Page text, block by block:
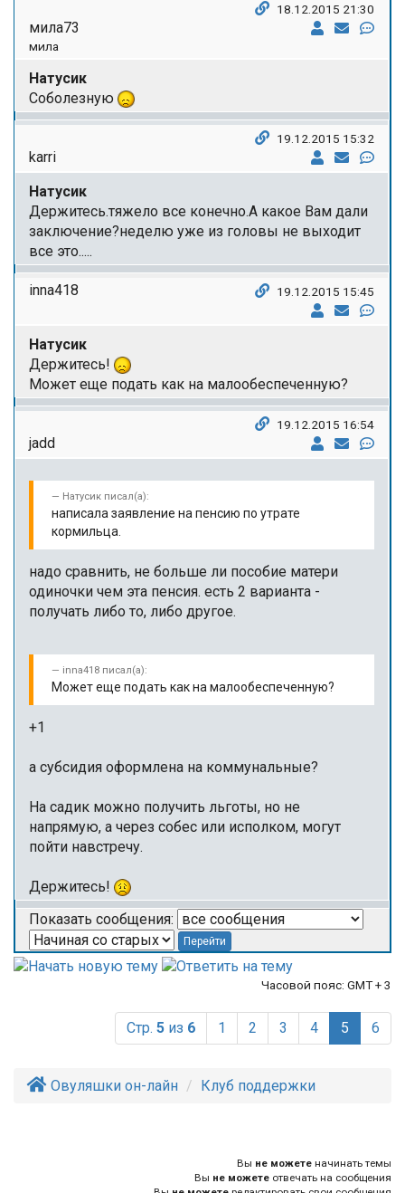
мила73
мила
18.12.2015 21:30
Натусик
Соболезную
karri
19.12.2015 15:32
Натусик
Держитесь.тяжело все конечно.А какое Вам дали
заключение?неделю уже из головы не выходит
все это.....
inna418 19.12.2015 15:45
Натусик
Держитесь!
Может еще подать как на малообеспеченную?
jadd
19.12.2015 16:54
Натусик писал(а):
написала заявление на пенсию по утрате
кормильца.
надо сравнить, не больше ли пособие матери
одиночки чем эта пенсия. есть 2 варианта -
получать либо то, либо другое.
inna418 писал(а):
Может еще подать как на малообеспеченную?
+1
а субсидия оформлена на коммунальные?
На садик можно получить льготы, но не
напрямую, а через собес или исполком, могут
пойти навстречу.
Держитесь!
Показать сообщения:
Часовой пояс: GMT + 3
Стр. 5 из 6 1 2 3 4 5 (current)
6
Овуляшки он-лайн Клуб поддержки
Вы не можете начинать темы
Вы не можете отвечать на сообщения